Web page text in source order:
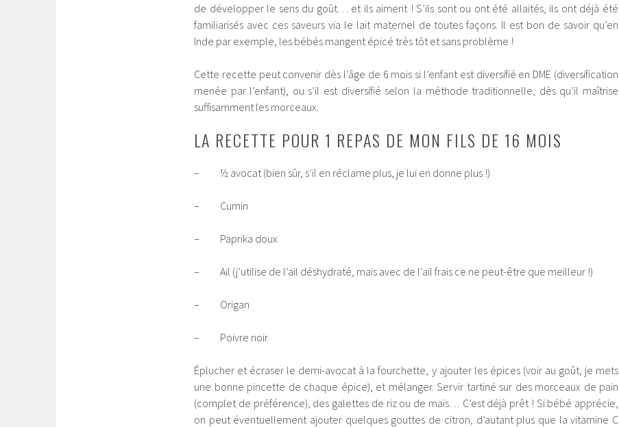
de développer le sens du goût… et ils aiment ! S’ils sont ou ont été allaités, ils ont déjà été
familiarisés avec ces saveurs via le lait maternel de toutes façons. Il est bon de savoir qu’en
Inde par exemple, les bébés mangent épicé très tôt et sans problème !
Cette recette peut convenir dès l’âge de 6 mois si l’enfant est diversifié en DME (diversification
menée par l’enfant), ou s’il est diversifié selon la méthode traditionnelle, dès qu’il maîtrise
suffisamment les morceaux.
LA RECETTE POUR 1 REPAS DE MON FILS DE 16 MOIS
– ½ avocat (bien sûr, s’il en réclame plus, je lui en donne plus !)
– Cumin
– Paprika doux
– Ail (j’utilise de l’ail déshydraté, mais avec de l’ail frais ce ne peut-être que meilleur !)
– Origan
– Poivre noir
Éplucher et écraser le demi-avocat à la fourchette, y ajouter les épices (voir au goût, je mets
une bonne pincette de chaque épice), et mélanger. Servir tartiné sur des morceaux de pain
(complet de préférence), des galettes de riz ou de maïs… C’est déjà prêt ! Si bébé apprécie,
on peut éventuellement ajouter quelques gouttes de citron, d’autant plus que la vitamine C